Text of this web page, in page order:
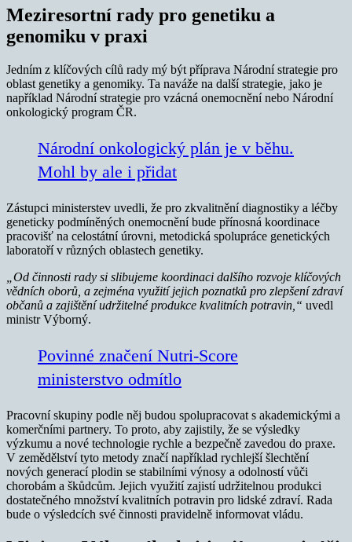
Meziresortní rady pro genetiku a
genomiku v praxi
Jedním z klíčových cílů rady mý být příprava Národní strategie pro
oblast genetiky a genomiky. Ta naváže na další strategie, jako je
například Národní strategie pro vzácná onemocnění nebo Národní
onkologický program ČR.
Národní onkologický plán je v běhu.
Mohl by ale i přidat
Zástupci ministerstev uvedli, že pro zkvalitnění diagnostiky a léčby
geneticky podmíněných onemocnění bude přínosná koordinace
pracovišť na celostátní úrovni, metodická spolupráce genetických
laboratoří v různých oblastech genetiky.
„Od činnosti rady si slibujeme koordinaci dalšího rozvoje klíčových
vědních oborů, a zejména využití jejich poznatků pro zlepšení zdraví
občanů a zajištění udržitelné produkce kvalitních potravin,“ uvedl
ministr Výborný.
Povinné značení Nutri-Score
ministerstvo odmítlo
Pracovní skupiny podle něj budou spolupracovat s akademickými a
komerčními partnery. To proto, aby zajistily, že se výsledky
výzkumu a nové technologie rychle a bezpečně zavedou do praxe.
V zemědělství tyto metody značí například rychlejší šlechtění
nových generací plodin se stabilními výnosy a odolností vůči
chorobám a škůdcům. Jejich využití zajistí udržitelnou produkci
dostatečného množství kvalitních potravin pro lidské zdraví. Rada
bude o výsledcích své činnosti pravidelně informovat vládu.